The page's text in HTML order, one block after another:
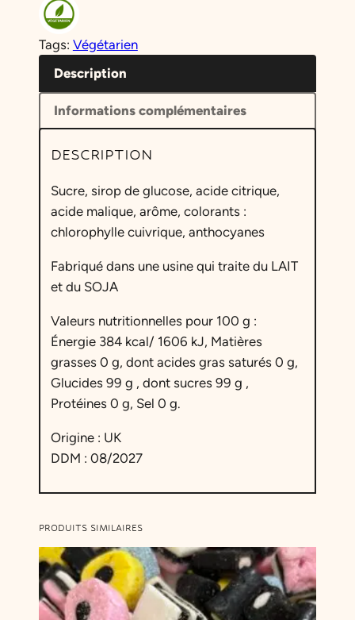
t
é
d
e
B
o
b
o
n
u
e
r
A
c
i
e
P
m
e
Tags: Végétarien
Description
Informations complémentaires
DESCRIPTION
Sucre, sirop de glucose, acide citrique,
acide malique, arôme, colorants :
chlorophylle cuivrique, anthocyanes
Fabriqué dans une usine qui traite du LAIT
et du SOJA
Valeurs nutritionnelles pour 100 g :
Énergie 384 kcal/ 1606 kJ, Matières
grasses 0 g, dont acides gras saturés 0 g,
Glucides 99 g , dont sucres 99 g ,
Protéines 0 g, Sel 0 g.
Origine : UK
DDM : 08/2027
PRODUITS SIMILAIRES